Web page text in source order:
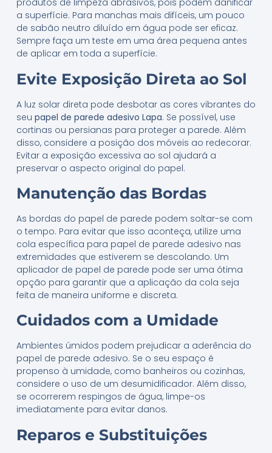
produtos de limpeza abrasivos, pois podem danificar
a superfície. Para manchas mais difíceis, um pouco
de sabão neutro diluído em água pode ser eficaz.
Sempre faça um teste em uma área pequena antes
de aplicar em toda a superfície.
Evite Exposição Direta ao Sol
A luz solar direta pode desbotar as cores vibrantes do
seu papel de parede adesivo Lapa. Se possível, use
cortinas ou persianas para proteger a parede. Além
disso, considere a posição dos móveis ao redecorar.
Evitar a exposição excessiva ao sol ajudará a
preservar o aspecto original do papel.
Manutenção das Bordas
As bordas do papel de parede podem soltar-se com
o tempo. Para evitar que isso aconteça, utilize uma
cola específica para papel de parede adesivo nas
extremidades que estiverem se descolando. Um
aplicador de papel de parede pode ser uma ótima
opção para garantir que a aplicação da cola seja
feita de maneira uniforme e discreta.
Cuidados com a Umidade
Ambientes úmidos podem prejudicar a aderência do
papel de parede adesivo. Se o seu espaço é
propenso à umidade, como banheiros ou cozinhas,
considere o uso de um desumidificador. Além disso,
se ocorrerem respingos de água, limpe-os
imediatamente para evitar danos.
Reparos e Substituições